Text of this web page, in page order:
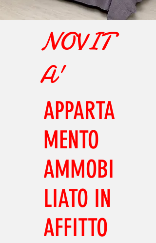
NOVIT
A'
APPARTA
MENTO
AMMOBI
LIATO IN
AFFITTO